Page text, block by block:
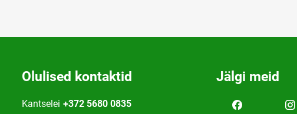
Olulised kontaktid
Kantselei +372 5680 0835
Jälgi meid